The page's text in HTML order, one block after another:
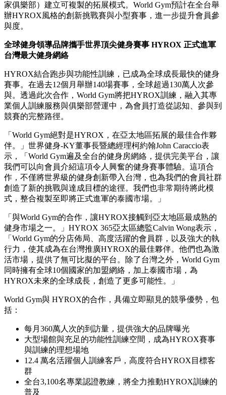
家俱樂部）建立可複製的拓展模式。World Gym預計在全台舉
辦HYROX風格的創新挑戰賽與小型賽事，進一步提升會員參
與度。
全球健身領導品牌攜手世界頂尖健身賽事 HYROX 正式進軍
台灣最大健身網絡
HYROX結合跑步與功能性訓練，已成為全球成長最快的健身
賽事。在過去12個月舉辦140場賽事，全球超過130萬人次參
與。透過此次合作，World Gym將把HYROX訓練，融入其專
業個人訓練服務與俱樂部營運中，為會員打造從認知、參與到
競賽的完整路徑。
「World Gym絕對是HYROX，在亞太地區拓展的最佳合作夥
伴。」世界健身-KY董事長暨總經理柯約翰John Caraccio表
示，「World Gym遍及全台的健身房網絡，提供完美平台，讓
我們可以向會員介紹這項令人興奮的健身賽事體驗。這項合
作，不僅將世界級的健身創新帶入台灣，也為我們的會員社群
創造了新的挑戰與達成目標的途徑。我們也非常期待將此模
式，整合複製至即將正式進軍的泰國市場。」
「與World Gym的合作，讓HYROX接觸到亞太地區最成熟的
健身市場之一。」HYROX 365亞太區總監Calvin Wong表示，
「World Gym的分店佈局、高度活躍的會員群，以及強大的執
行力，使其成為在台灣推廣HYROX的最佳夥伴。他們也為激
活市場，提供了無可比擬的平台。除了台灣之外，World Gym
同時擁有全球10個國家的加盟網絡，加上泰國市場，為
HYROX未來的全球成長，創造了更多可能性。」
World Gym與 HYROX的合作，具備立即顯見的競爭優勢，包
括：
每月360萬人次的到訪量，提供強大的品牌曝光
大型場館與充足的功能性訓練空間，成為HYROX賽事
與訓練的理想場地
12.4 萬名活躍個人訓練客戶，高度符合HYROX目標客
群
全台3,100名專業認證教練，將全力推動HYROX訓練的
普及